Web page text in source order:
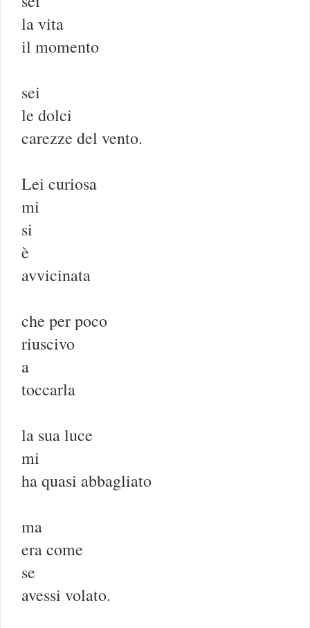
la vita
il momento
sei
le dolci
carezze del vento.
Lei curiosa
mi
si
è
avvicinata
che per poco
riuscivo
a
toccarla
la sua luce
mi
ha quasi abbagliato
ma
era come
se
avessi volato.